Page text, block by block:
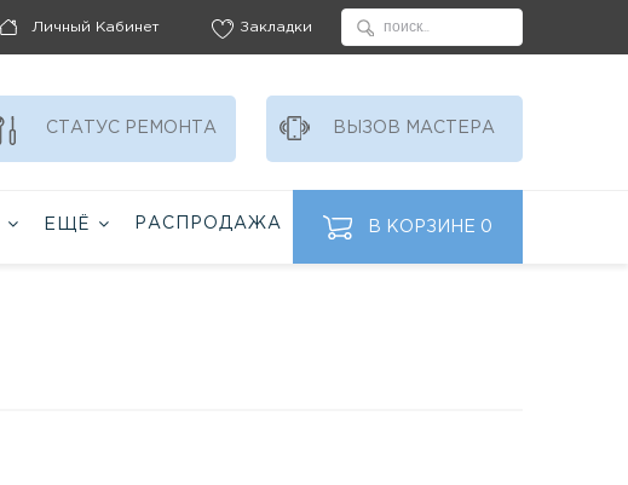
Закладки
Личный Кабинет
СТАТУС РЕМОНТА ВЫЗОВ МАСТЕРА
ЕЩЁ РАСПРОДАЖА В КОРЗИНЕ 0